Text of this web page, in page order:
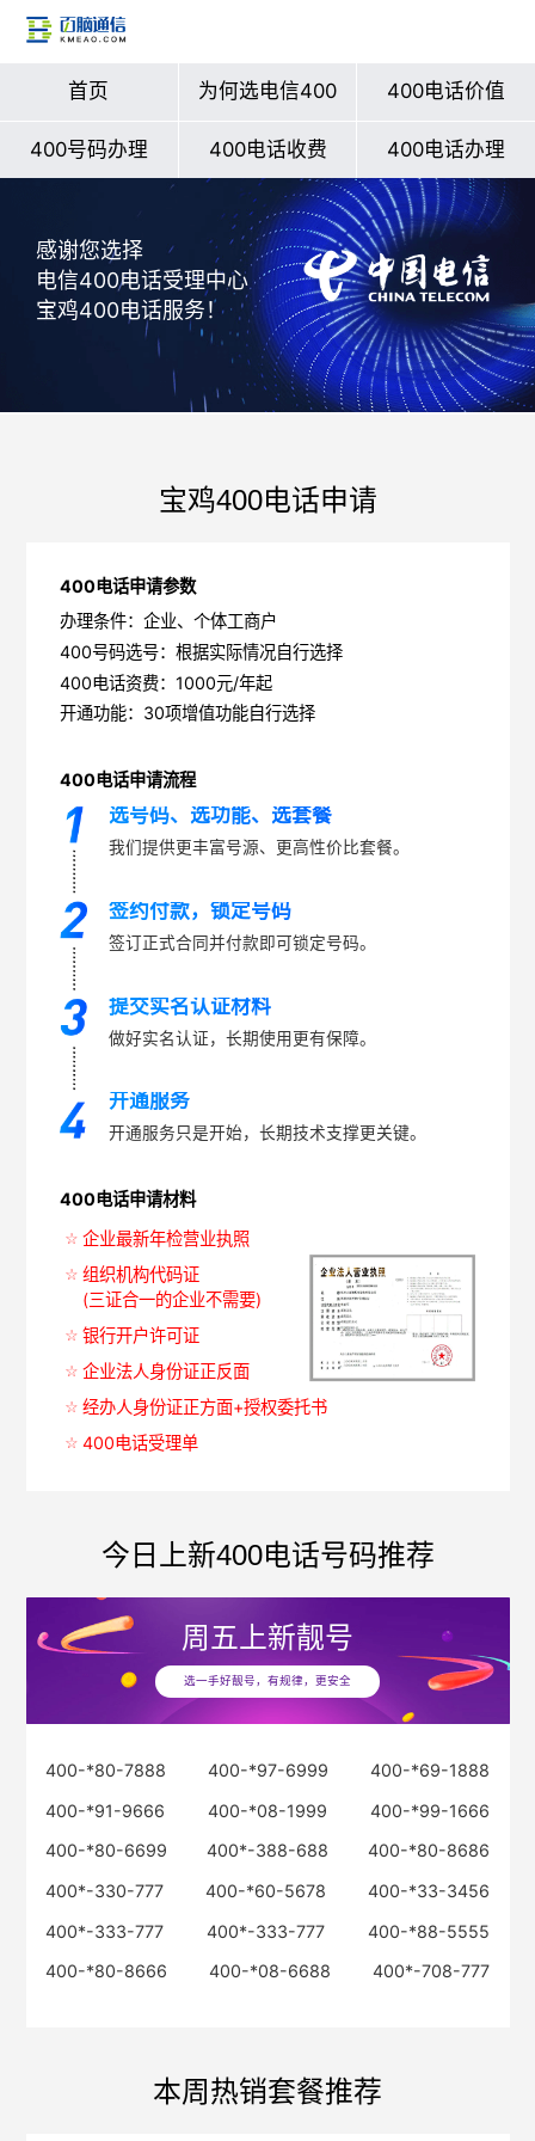
首页 为何选电信400 400电话价值
400号码办理 400电话收费 400电话办理
感谢您选择
电信400电话受理中心
宝鸡400电话服务！
宝鸡400电话申请
400电话申请参数
办理条件：企业、个体工商户
400号码选号：根据实际情况自行选择
400电话资费：1000元/年起
开通功能：30项增值功能自行选择
400电话申请流程
选号码、选功能、选套餐
我们提供更丰富号源、更高性价比套餐。
签约付款，锁定号码
签订正式合同并付款即可锁定号码。
提交实名认证材料
做好实名认证，长期使用更有保障。
开通服务
开通服务只是开始，长期技术支撑更关键。
400电话申请材料
企业最新年检营业执照
组织机构代码证
(三证合一的企业不需要)
银行开户许可证
企业法人身份证正反面
经办人身份证正方面+授权委托书
400电话受理单
今日上新400电话号码推荐
周五上新靓号
选一手好靓号，有规律，更安全
400-*80-7888 400-*97-6999
400-*69-1888
400-*91-9666
400-*08-1999
400-*99-1666
400-*80-6699
400*-388-688
400-*80-8686
400*-330-777
400-*60-5678
400-*33-3456
400*-333-777
400*-333-777
400-*88-5555
400-*80-8666
400-*08-6688 400*-708-777
本周热销套餐推荐